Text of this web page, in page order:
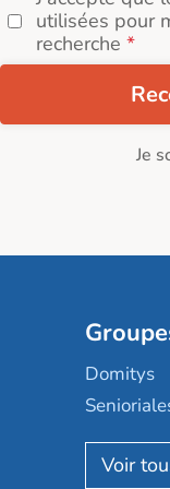
utilisées pour
recherche
Je
Domitys
Nohée
Les